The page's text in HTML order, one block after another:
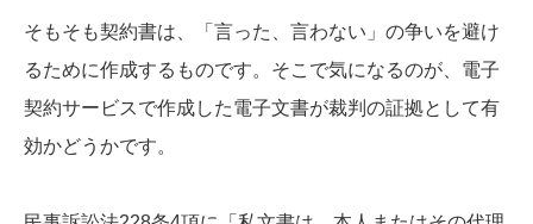
そもそも契約書は、「言った、言わない」の争いを避け
るために作成するものです。そこで気になるのが、電子
契約サービスで作成した電子文書が裁判の証拠として有
効かどうかです。